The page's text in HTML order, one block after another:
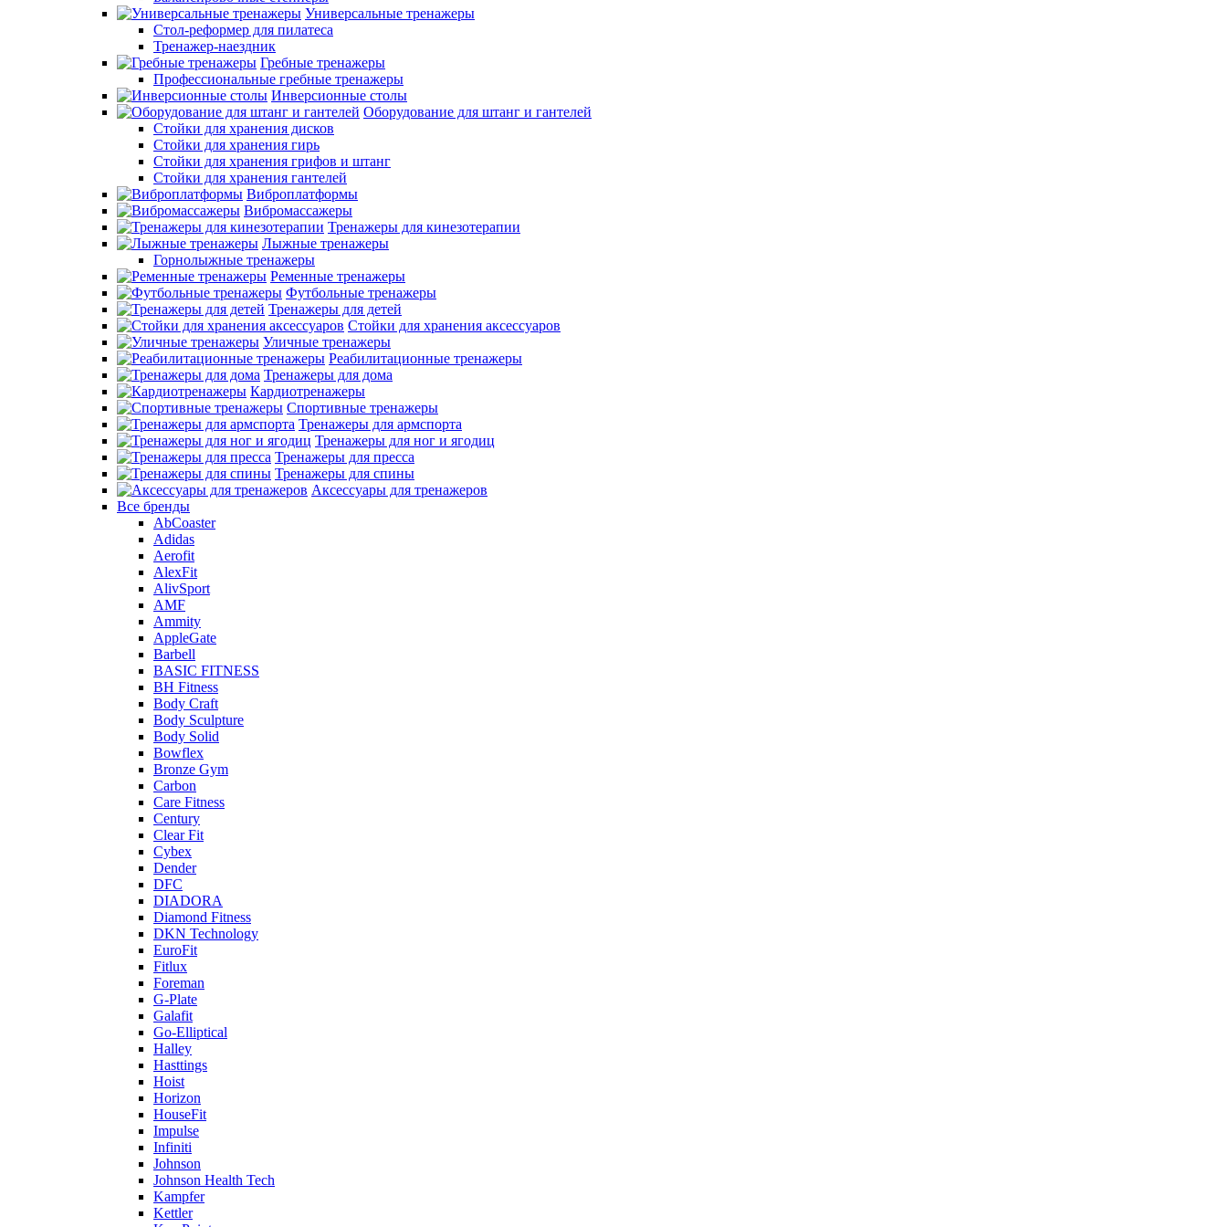
Универсальные тренажеры
Стол-реформер для пилатеса
Тренажер-наездник
Гребные тренажеры
Профессиональные гребные тренажеры
Инверсионные столы
Оборудование для штанг и гантелей
Стойки для хранения дисков
Стойки для хранения гирь
Стойки для хранения грифов и штанг
Стойки для хранения гантелей
Виброплатформы
Вибромассажеры
Тренажеры для кинезотерапии
Лыжные тренажеры
Горнолыжные тренажеры
Ременные тренажеры
Футбольные тренажеры
Тренажеры для детей
Стойки для хранения аксессуаров
Уличные тренажеры
Реабилитационные тренажеры
Тренажеры для дома
Кардиотренажеры
Спортивные тренажеры
Тренажеры для армспорта
Тренажеры для ног и ягодиц
Тренажеры для пресса
Тренажеры для спины
Аксессуары для тренажеров
Все бренды
AbCoaster
Adidas
Aerofit
AlexFit
AlivSport
AMF
Ammity
AppleGate
Barbell
BASIC FITNESS
BH Fitness
Body Craft
Body Sculpture
Body Solid
Bowflex
Bronze Gym
Carbon
Care Fitness
Century
Clear Fit
Cybex
Dender
DFC
DIADORA
Diamond Fitness
DKN Technology
EuroFit
Fitlux
Foreman
G-Plate
Galafit
Go-Elliptical
Halley
Hasttings
Hoist
Horizon
HouseFit
Impulse
Infiniti
Johnson
Johnson Health Tech
Kampfer
Kettler